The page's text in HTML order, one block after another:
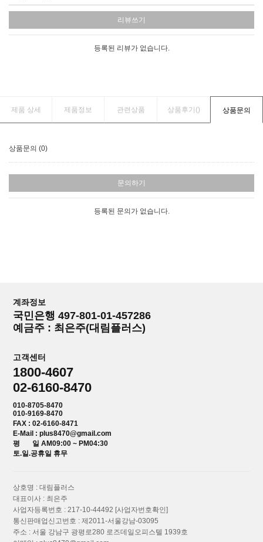
리뷰쓰기
등록된 리뷰가 없습니다.
제품 상세 제품정보 관련상품 상품후기() 상품문의
상품문의 (0)
문의하기
등록된 문의가 없습니다.
계좌정보
국민은행 497-801-01-457286
예금주 : 최은주(대림플러스)
고객센터
1800-4607
02-6160-8470
010-8705-8470
010-9169-8470
FAX : 02-6160-8471
E-Mail : plus8470@gmail.com
평 일 AM09:00 ~ PM04:30
토.일.공휴일 휴무
상호명 : 대림플러스
대표이사 : 최은주
사업자등록번호 : 217-10-44492 [사업자번호확인]
통신판매업신고번호 : 제2011-서울강남-03095
주소 : 서울 강남구 광평로280 로즈데일오피스텔 1939호